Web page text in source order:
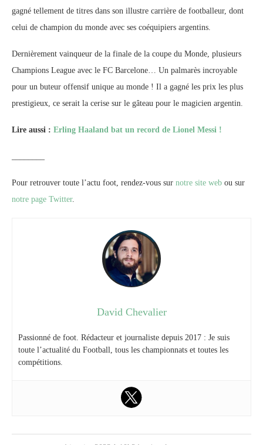
gagné tellement de titres dans son illustre carrière de footballeur, dont
celui de champion du monde avec ses coéquipiers argentins.
Dernièrement vainqueur de la finale de la coupe du Monde, plusieurs
Champions League avec le FC Barcelone… Un palmarès incroyable
pour un buteur offensif unique au monde ! Il a gagné les prix les plus
prestigieux, ce serait la cerise sur le gâteau pour le magicien argentin.
Lire aussi : Erling Haaland bat un record de Lionel Messi !
Pour retrouver toute l’actu foot, rendez-vous sur notre site web ou sur
notre page Twitter.
David Chevalier
Passionné de foot. Rédacteur et journaliste depuis 2017 : Je suis
toute l’actualité du Football, tous les championnats et toutes les
compétitions.